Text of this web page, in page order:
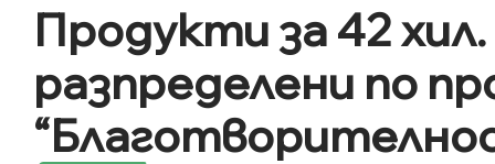
Продукти за 42
разпределени по